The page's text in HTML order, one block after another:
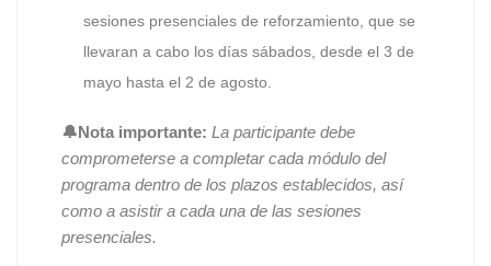
sesiones presenciales de reforzamiento, que se
llevaran a cabo los días sábados, desde el 3 de
mayo hasta el 2 de agosto.
🔔Nota importante: La participante debe
comprometerse a completar cada módulo del
programa dentro de los plazos establecidos, así
como a asistir a cada una de las sesiones
presenciales.